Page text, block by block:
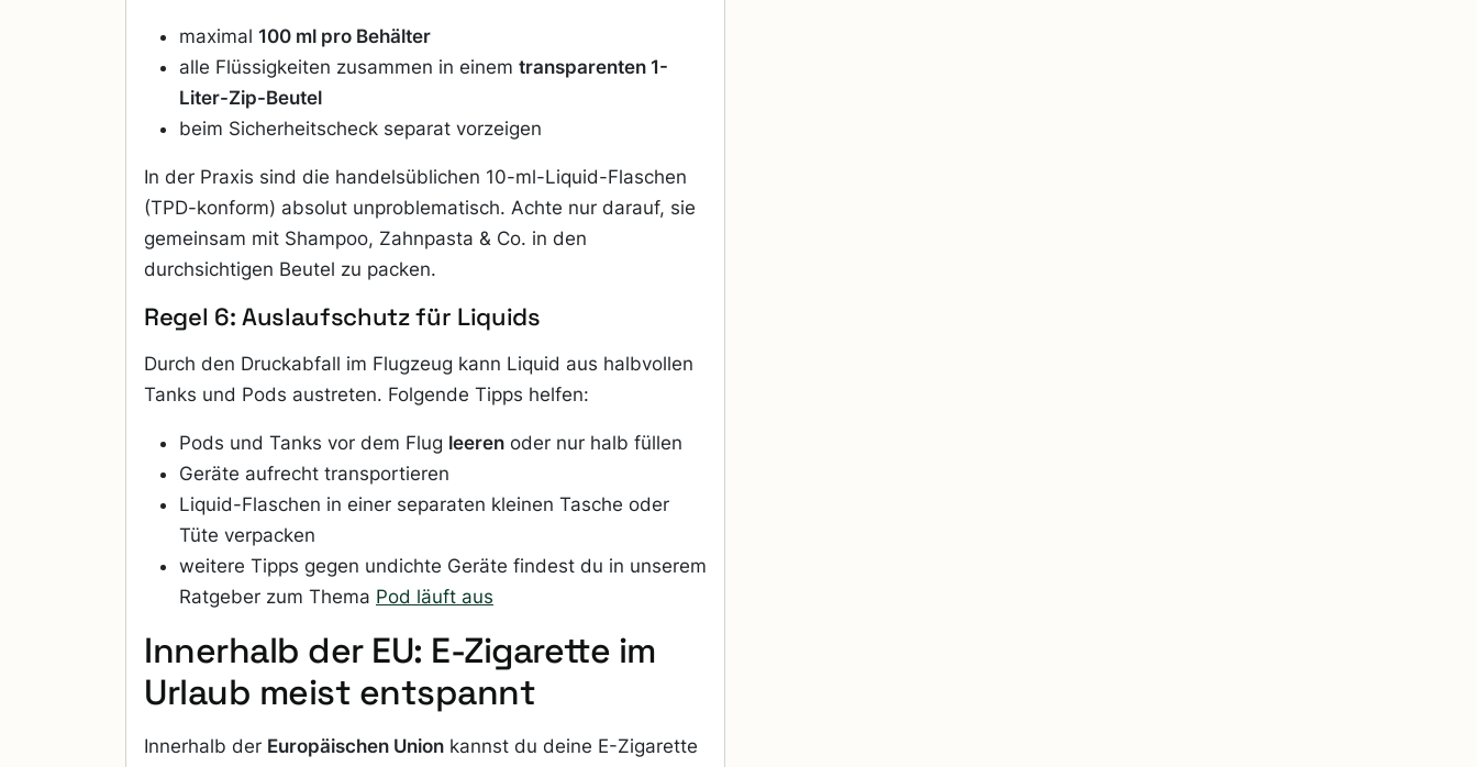
maximal 100 ml pro Behälter
alle Flüssigkeiten zusammen in einem transparenten 1-
Liter-Zip-Beutel
beim Sicherheitscheck separat vorzeigen
In der Praxis sind die handelsüblichen 10-ml-Liquid-Flaschen
(TPD-konform) absolut unproblematisch. Achte nur darauf, sie
gemeinsam mit Shampoo, Zahnpasta & Co. in den
durchsichtigen Beutel zu packen.
Regel 6: Auslaufschutz für Liquids
Durch den Druckabfall im Flugzeug kann Liquid aus halbvollen
Tanks und Pods austreten. Folgende Tipps helfen:
Pods und Tanks vor dem Flug leeren oder nur halb füllen
Geräte aufrecht transportieren
Liquid-Flaschen in einer separaten kleinen Tasche oder
Tüte verpacken
weitere Tipps gegen undichte Geräte findest du in unserem
Ratgeber zum Thema Pod läuft aus
Innerhalb der EU: E-Zigarette im
Urlaub meist entspannt
Innerhalb der Europäischen Union kannst du deine E-Zigarette